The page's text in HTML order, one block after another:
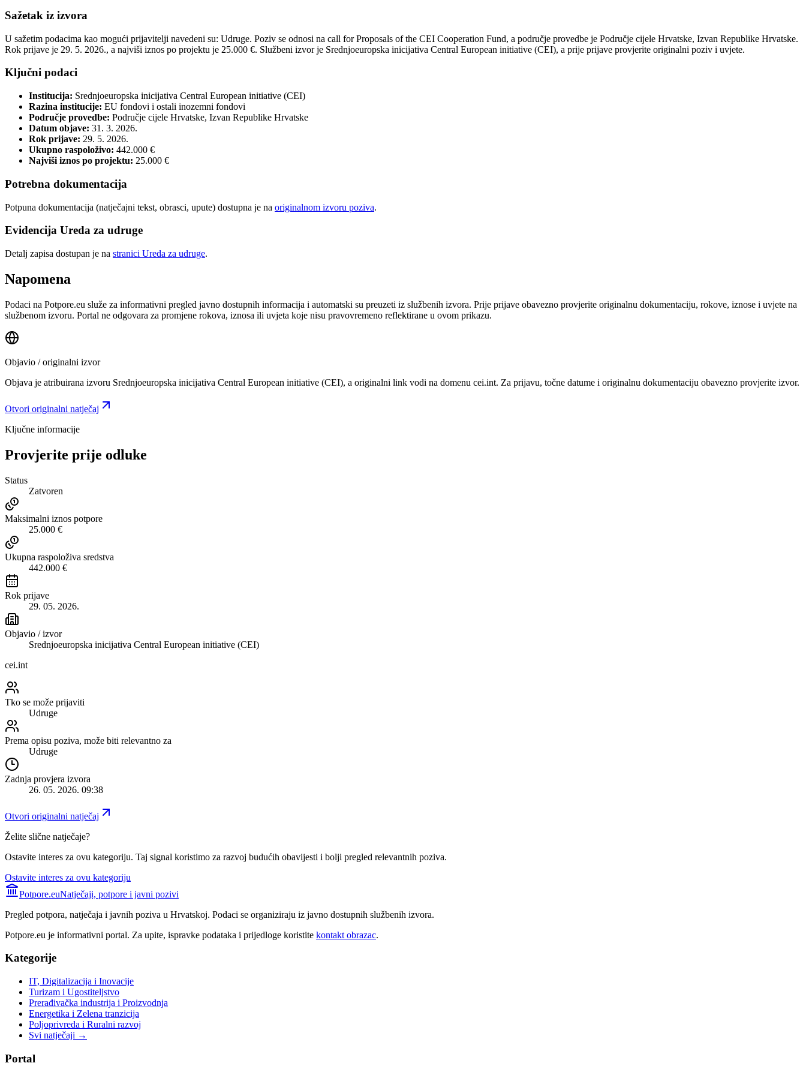
Sažetak iz izvora
U sažetim podacima kao mogući prijavitelji navedeni su: Udruge. Poziv se odnosi na call for Proposals of the CEI Cooperation Fund, a područje provedbe je Područje cijele Hrvatske, Izvan Republike Hrvatske.
Rok prijave je 29. 5. 2026., a najviši iznos po projektu je 25.000 €. Službeni izvor je Srednjoeuropska inicijativa Central European initiative (CEI), a prije prijave provjerite originalni poziv i uvjete.
Ključni podaci
Institucija: Srednjoeuropska inicijativa Central European initiative (CEI)
Razina institucije: EU fondovi i ostali inozemni fondovi
Područje provedbe: Područje cijele Hrvatske, Izvan Republike Hrvatske
Datum objave: 31. 3. 2026.
Rok prijave: 29. 5. 2026.
Ukupno raspoloživo: 442.000 €
Najviši iznos po projektu: 25.000 €
Potrebna dokumentacija
Potpuna dokumentacija (natječajni tekst, obrasci, upute) dostupna je na originalnom izvoru poziva.
Evidencija Ureda za udruge
Detalj zapisa dostupan je na stranici Ureda za udruge.
Napomena
Podaci na Potpore.eu služe za informativni pregled javno dostupnih informacija i automatski su preuzeti iz službenih izvora. Prije prijave obavezno provjerite originalnu dokumentaciju, rokove, iznose i uvjete na
službenom izvoru. Portal ne odgovara za promjene rokova, iznosa ili uvjeta koje nisu pravovremeno reflektirane u ovom prikazu.
Objavio / originalni izvor
Objava je atribuirana izvoru Srednjoeuropska inicijativa Central European initiative (CEI), a originalni link vodi na domenu cei.int. Za prijavu, točne datume i originalnu dokumentaciju obavezno provjerite izvor.
Otvori originalni natječaj
Ključne informacije
Provjerite prije odluke
Status
Zatvoren
Maksimalni iznos potpore
25.000 €
Ukupna raspoloživa sredstva
442.000 €
Rok prijave
29. 05. 2026.
Objavio / izvor
Srednjoeuropska inicijativa Central European initiative (CEI)
cei.int
Tko se može prijaviti
Udruge
Prema opisu poziva, može biti relevantno za
Udruge
Zadnja provjera izvora
26. 05. 2026. 09:38
Otvori originalni natječaj
Želite slične natječaje?
Ostavite interes za ovu kategoriju. Taj signal koristimo za razvoj budućih obavijesti i bolji pregled relevantnih poziva.
Ostavite interes za ovu kategoriju
Potpore.euNatječaji, potpore i javni pozivi
Pregled potpora, natječaja i javnih poziva u Hrvatskoj. Podaci se organiziraju iz javno dostupnih službenih izvora.
Potpore.eu je informativni portal. Za upite, ispravke podataka i prijedloge koristite kontakt obrazac.
Kategorije
IT, Digitalizacija i Inovacije
Turizam i Ugostiteljstvo
Prerađivačka industrija i Proizvodnja
Energetika i Zelena tranzicija
Poljoprivreda i Ruralni razvoj
Svi natječaji →
Portal